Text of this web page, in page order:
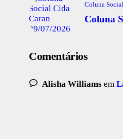
Coluna Social
Coluna
Comentários
Alisha Williams em